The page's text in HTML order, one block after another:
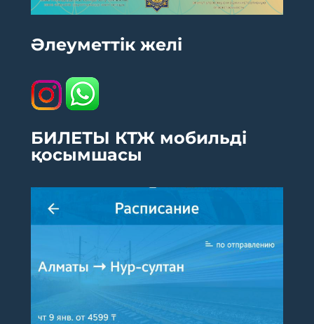
Әлеуметтік желі
БИЛЕТЫ КТЖ мобильді
қосымшасы